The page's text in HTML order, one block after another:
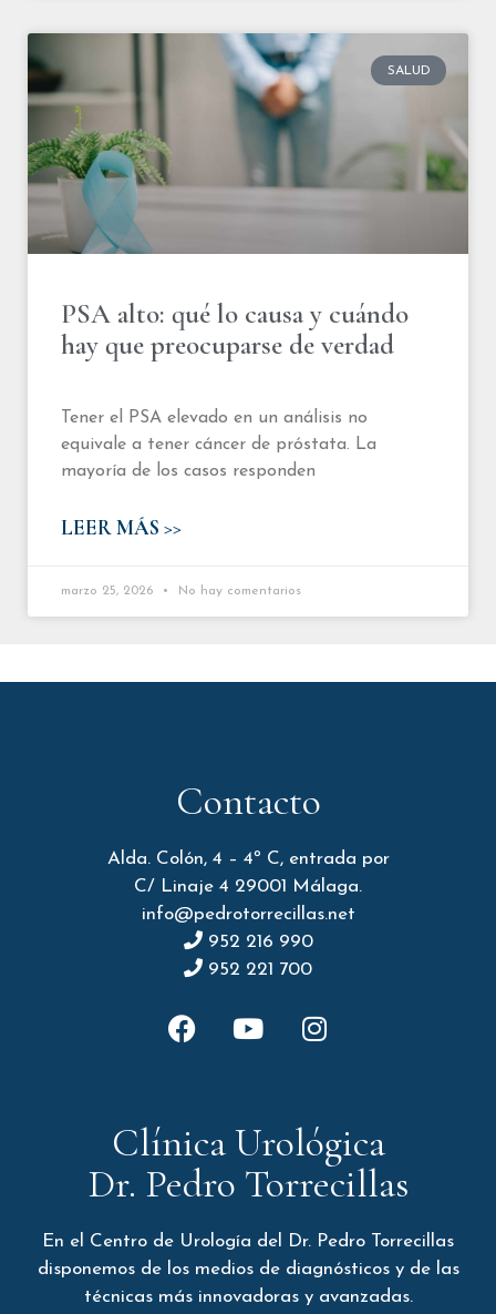
SALUD
PSA alto: qué lo causa y cuándo
hay que preocuparse de verdad
Tener el PSA elevado en un análisis no
equivale a tener cáncer de próstata. La
mayoría de los casos responden
LEER MÁS >>
marzo 25, 2026 No hay comentarios
Contacto
Alda. Colón, 4 – 4º C, entrada por
C/ Linaje 4 29001 Málaga.
info@pedrotorrecillas.net
952 216 990
952 221 700
Clínica Urológica
Dr. Pedro Torrecillas
En el Centro de Urología del Dr. Pedro Torrecillas
disponemos de los medios de diagnósticos y de las
técnicas más innovadoras y avanzadas.